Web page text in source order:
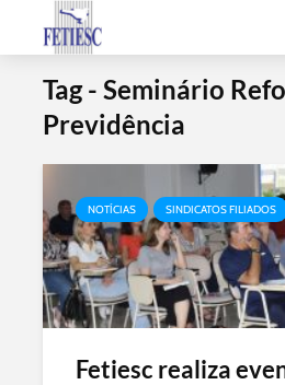
Tag - Seminário
Previdência
NOTÍCIAS SINDICATOS FILIADOS
Fetiesc realiza